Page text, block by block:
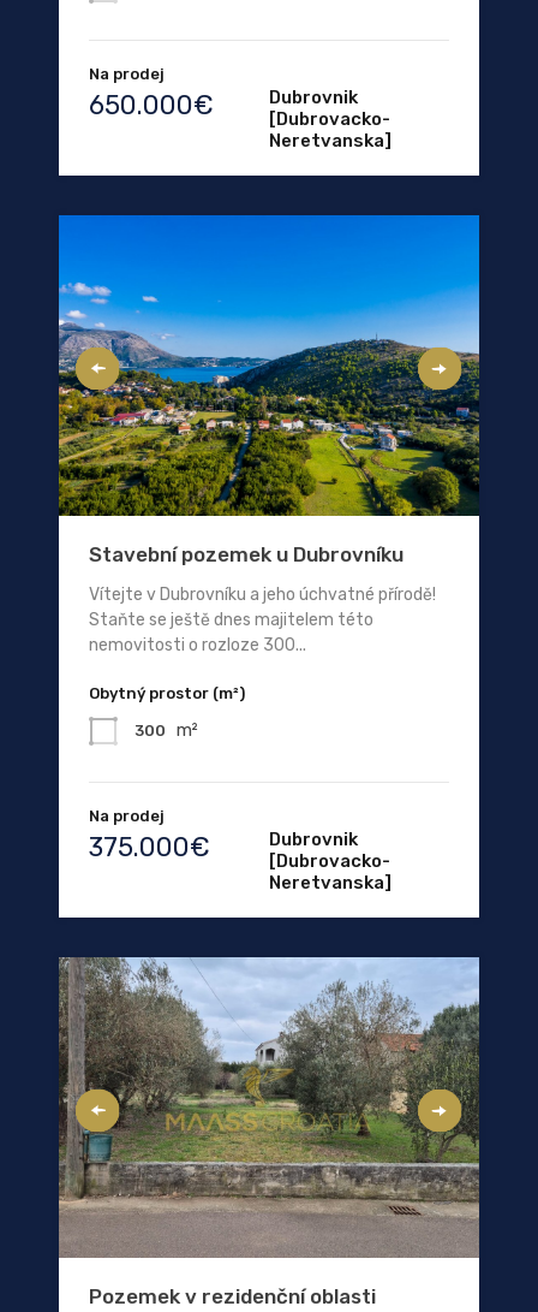
Na prodej
650.000€
Dubrovnik
[Dubrovacko-
Neretvanska]
Stavební pozemek u Dubrovníku
Vítejte v Dubrovníku a jeho úchvatné přírodě!
Staňte se ještě dnes majitelem této
nemovitosti o rozloze 300...
Obytný prostor (m²)
300 m²
Na prodej
375.000€
Dubrovnik
[Dubrovacko-
Neretvanska]
Pozemek v rezidenční oblasti